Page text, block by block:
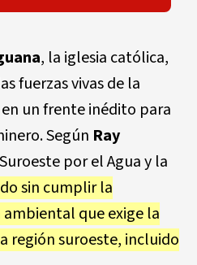
, la iglesia católica,
fuerzas vivas de la
un frente inédito para
Según Ray
por el Agua y la
sin cumplir la
que exige la
región suroeste, incluido